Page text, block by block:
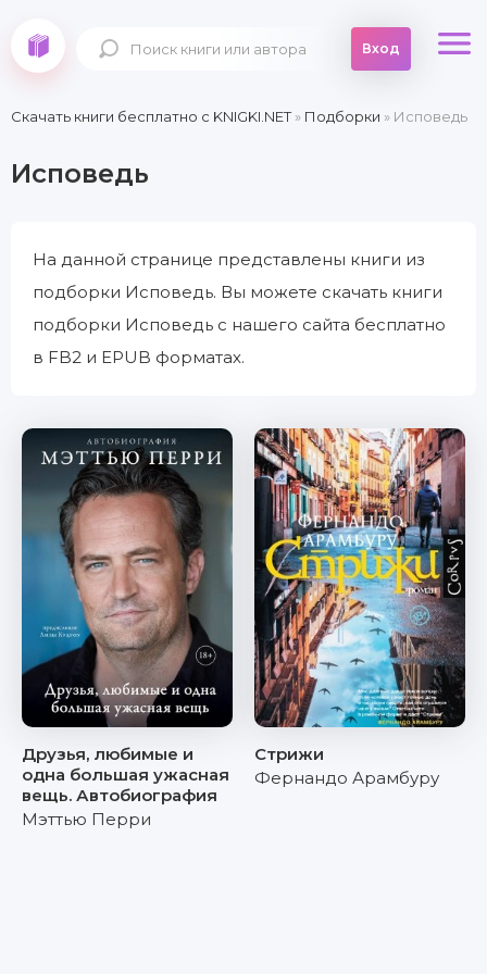
Вход
Скачать книги бесплатно c KNIGKI.NET» Подборки » Исповедь
Исповедь
На данной странице представлены книги из
подборки Исповедь. Вы можете скачать книги
подборки Исповедь с нашего сайта бесплатно
в FB2 и EPUB форматах.
Друзья, любимые и
одна большая ужасная
вещь. Автобиография
Мэттью Перри
Стрижи
Фернандо Арамбуру